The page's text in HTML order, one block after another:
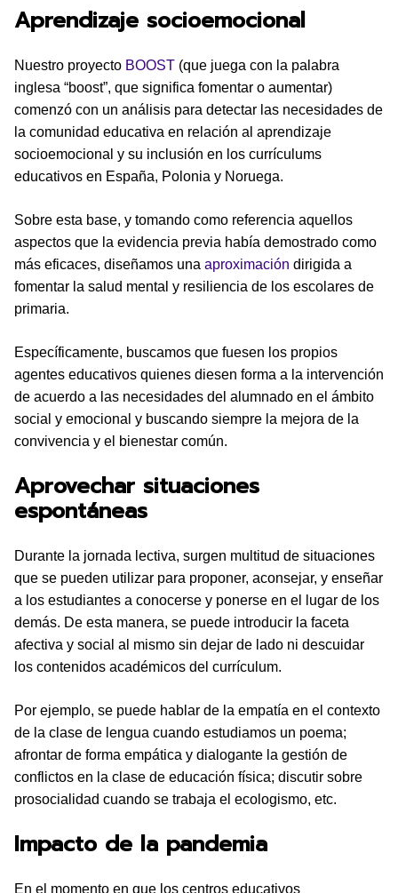
Aprendizaje socioemocional
Nuestro proyecto BOOST (que juega con la palabra
inglesa “boost”, que significa fomentar o aumentar)
comenzó con un análisis para detectar las necesidades de
la comunidad educativa en relación al aprendizaje
socioemocional y su inclusión en los currículums
educativos en España, Polonia y Noruega.
Sobre esta base, y tomando como referencia aquellos
aspectos que la evidencia previa había demostrado como
más eficaces, diseñamos una aproximación dirigida a
fomentar la salud mental y resiliencia de los escolares de
primaria.
Específicamente, buscamos que fuesen los propios
agentes educativos quienes diesen forma a la intervención
de acuerdo a las necesidades del alumnado en el ámbito
social y emocional y buscando siempre la mejora de la
convivencia y el bienestar común.
Aprovechar situaciones
espontáneas
Durante la jornada lectiva, surgen multitud de situaciones
que se pueden utilizar para proponer, aconsejar, y enseñar
a los estudiantes a conocerse y ponerse en el lugar de los
demás. De esta manera, se puede introducir la faceta
afectiva y social al mismo sin dejar de lado ni descuidar
los contenidos académicos del currículum.
Por ejemplo, se puede hablar de la empatía en el contexto
de la clase de lengua cuando estudiamos un poema;
afrontar de forma empática y dialogante la gestión de
conflictos en la clase de educación física; discutir sobre
prosocialidad cuando se trabaja el ecologismo, etc.
Impacto de la pandemia
En el momento en que los centros educativos